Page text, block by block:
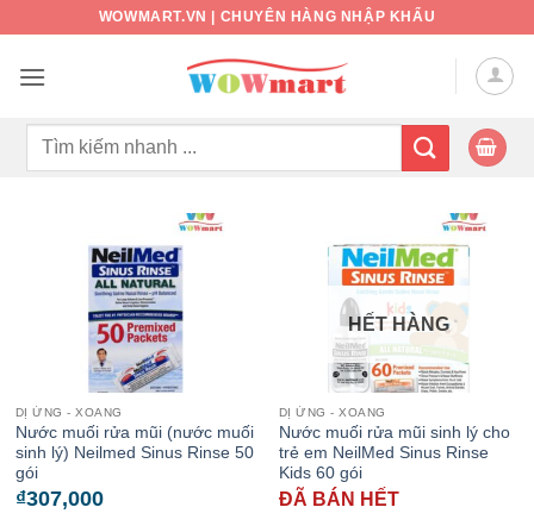
nội
WOWMART.VN | CHUYÊN HÀNG NHẬP KHẨU
Tìm
DỊ ỨNG - XOANG
Nước muối rửa mũi (nước muối
sinh lý) Neilmed Sinus Rinse 50
gói
₫307,000
HẾT HÀNG
DỊ ỨNG - XOANG
Nước muối rửa mũi sinh lý cho
trẻ em NeilMed Sinus Rinse
Kids 60 gói
ĐÃ BÁN HẾT